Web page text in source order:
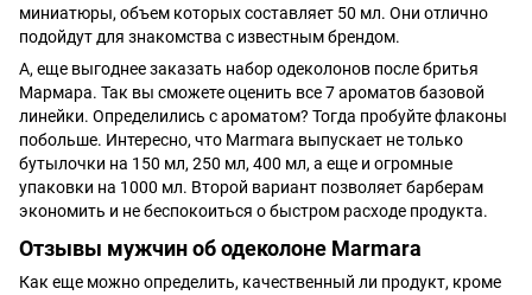
миниатюры, объем которых составляет 50 мл. Они отлично
подойдут для знакомства с известным брендом.
А, еще выгоднее заказать набор одеколонов после бритья
Мармара. Так вы сможете оценить все 7 ароматов базовой
линейки. Определились с ароматом? Тогда пробуйте флаконы
побольше. Интересно, что Marmara выпускает не только
бутылочки на 150 мл, 250 мл, 400 мл, а еще и огромные
упаковки на 1000 мл. Второй вариант позволяет барберам
экономить и не беспокоиться о быстром расходе продукта.
Отзывы мужчин об одеколоне Marmara
Как еще можно определить, качественный ли продукт, кроме